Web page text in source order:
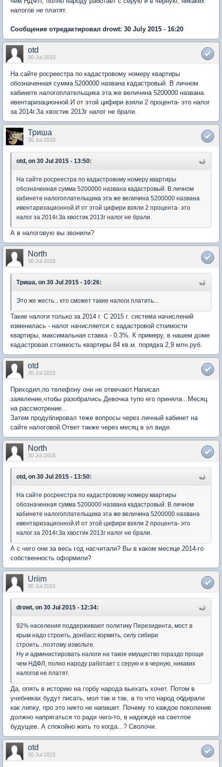
налогов не платят.
Сообщение отредактировал drowt: 30 July 2015 - 16:20
otd
30 Jul 2015
На сайте росреестра по кадастровому номеру квартиры
обозначенная сумма 5200000 названа кадастровый. В личном
кабинете налогоплательщика эта же величина 5200000 названа
ивентаризационной.И от этой цифири взяли 2 процента- это налог
за 2014г.За хвостик 2013г налог не брали.
Триша
30 Jul 2015
otd, on 30 Jul 2015 - 13:50:
На сайте росреестра по кадастровому номеру квартиры
обозначенная сумма 5200000 названа кадастровый. В личном
кабинете налогоплательщика эта же величина 5200000 названа
ивентаризационной.И от этой цифири взяли 2 процента- это
налог за 2014г.За хвостик 2013г налог не брали.
А в налоговую вы звонили?
North
30 Jul 2015
Триша, on 30 Jul 2015 - 10:26:
Это же жесть... кто сможет такие налоги платить...
Такие налоги только за 2014 г. С 2015 г. система начислений
изменилась - налог начисляется с кадастровой стоимости
квартиры, максимальная ставка - 0,3%. К примеру, в нашем доме
кадастровая стоимость квартиры 84 кв.м. порядка 2,9 млн.руб.
otd
30 Jul 2015
Приходил,по телефону они не отвечают.Написал
заявление,чтобы разобрались.Девочка тупо его приняла...Месяц
на рассмотрение...
Затем продублировал теже вопросы через личный кабинет на
сайте налоговой.Ответ также через месяц в эл.виде.
North
30 Jul 2015
otd, on 30 Jul 2015 - 13:50:
На сайте росреестра по кадастровому номеру квартиры
обозначенная сумма 5200000 названа кадастровый. В личном
кабинете налогоплательщика эта же величина 5200000 названа
ивентаризационной.И от этой цифири взяли 2 процента- это
налог за 2014г.За хвостик 2013г налог не брали.
А с чего они за весь год насчитали? Вы в каком месяце 2014-го
собственность оформили?
Uriim
30 Jul 2015
drowt, on 30 Jul 2015 - 12:34:
92% населения поддерживают политику Перезидента, мост в
крым надо строить, донбасс кормить, силу сибири
строить...поэтому извольте.
Ну и администировать налоги на такое имущество гораздо проще
чем НДФЛ, полно народу работает с серую и в черную, никаких
налогов не платят.
Да, опять в историю на горбу народа вьехать хочет. Потом в
учебниках будут писать, мол так и так, а то что народ обдирали
как липку, про это никто не напишет. Почему то каждое поколение
должно напрягаться то ради чего-то, в надежде на светлое
будущее. А спокойно жить то когда...? Сволочи.
otd
30 Jul 2015